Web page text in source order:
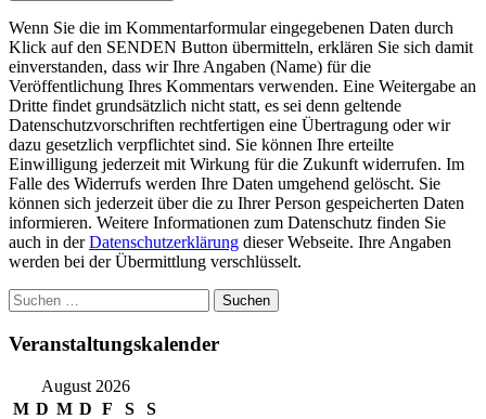
Wenn Sie die im Kommentarformular eingegebenen Daten durch
Klick auf den SENDEN Button übermitteln, erklären Sie sich damit
einverstanden, dass wir Ihre Angaben (Name) für die
Veröffentlichung Ihres Kommentars verwenden. Eine Weitergabe an
Dritte findet grundsätzlich nicht statt, es sei denn geltende
Datenschutzvorschriften rechtfertigen eine Übertragung oder wir
dazu gesetzlich verpflichtet sind. Sie können Ihre erteilte
Einwilligung jederzeit mit Wirkung für die Zukunft widerrufen. Im
Falle des Widerrufs werden Ihre Daten umgehend gelöscht. Sie
können sich jederzeit über die zu Ihrer Person gespeicherten Daten
informieren. Weitere Informationen zum Datenschutz finden Sie
auch in derDatenschutzerklärung dieser Webseite. Ihre Angaben
werden bei der Übermittlung verschlüsselt.
Suchen
nach:
Veranstaltungskalender
August 2026
M D M D F S
S